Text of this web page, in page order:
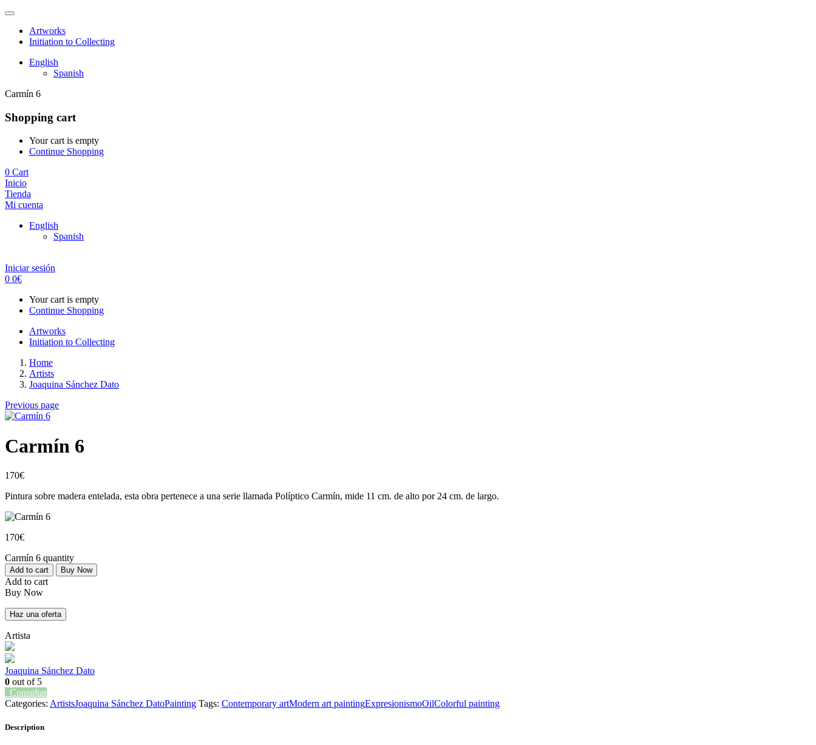
Artworks
Initiation to Collecting
English
Spanish
Carmín 6
Shopping cart
Your cart is empty
Continue Shopping
0 Cart
Inicio
Tienda
Mi cuenta
English
Spanish
Iniciar sesión
0 0€
Your cart is empty
Continue Shopping
Artworks
Initiation to Collecting
Home
Artists
Joaquina Sánchez Dato
Previous page
Carmín 6
170€
Pintura sobre madera entelada, esta obra pertenece a una serie llamada Políptico Carmín, mide 11 cm. de alto por 24 cm. de largo.
170€
Carmín 6 quantity
Add to cart Buy Now
Add to cart
Buy Now
Haz una oferta
Artista
Joaquina Sánchez Dato
0 out of 5
Consultar
Categories: ArtistsJoaquina Sánchez DatoPainting Tags: Contemporary artModern art paintingExpresionismoOilColorful painting
Description